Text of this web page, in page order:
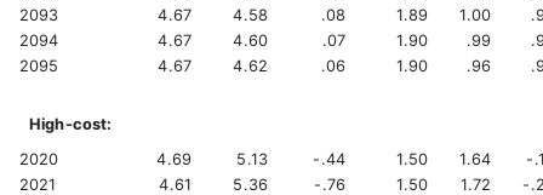
2093
4.67 4.58 .08 1.89 1.00
2094
4.67 4.60 .07 1.90 .99
2095
4.67 4.62 .06 1.90 .96
High-cost:
2020
4.69 5.13 -.44 1.50 1.64
-
2021
4.61 5.36 -.76 1.50 1.72
-